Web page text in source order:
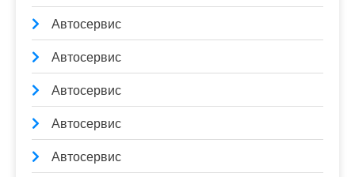
Автосервис
Автосервис
Автосервис
Автосервис
Автосервис